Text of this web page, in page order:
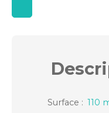
Surface : 110